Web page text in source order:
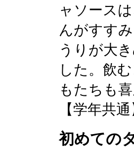
ャソース
んがすす
うりが大
した。飲
もたちも
【学年共
初めての